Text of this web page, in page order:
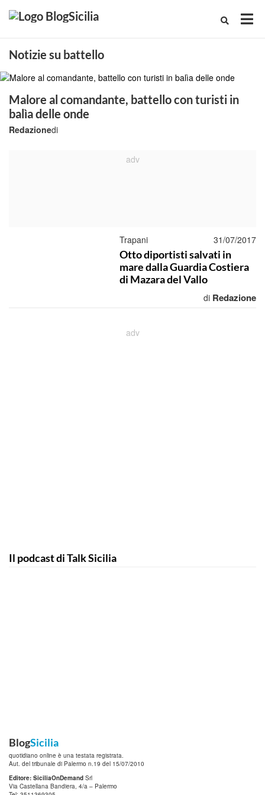
Notizie su battello
Malore al comandante, battello con turisti in
balìa delle onde
di
Redazione
Trapani 31/07/2017
Otto diportisti salvati in
mare dalla Guardia Costiera
di Mazara del Vallo
di Redazione
Il podcast di Talk Sicilia
BlogSicilia
quotidiano online è una testata registrata.
Aut. del tribunale di Palermo n.19 del 15/07/2010
Editore: SiciliaOnDemand Srl
Via Castellana Bandiera, 4/a – Palermo